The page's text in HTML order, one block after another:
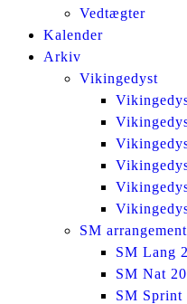
Vedtægter
Kalender
Arkiv
Vikingedyst
SM
SM Lang
SM Nat
SM Sprint